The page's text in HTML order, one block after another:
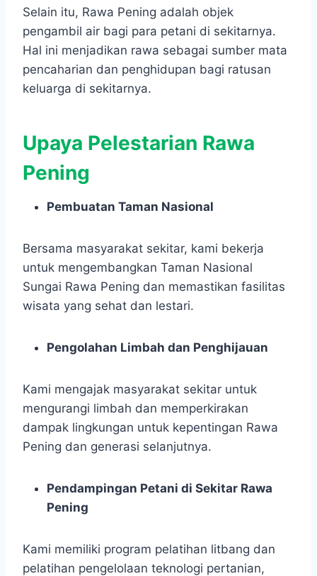
Selain itu, Rawa Pening adalah objek
pengambil air bagi para petani di sekitarnya.
Hal ini menjadikan rawa sebagai sumber mata
pencaharian dan penghidupan bagi ratusan
keluarga di sekitarnya.
Upaya Pelestarian Rawa
Pening
Pembuatan Taman Nasional
Bersama masyarakat sekitar, kami bekerja
untuk mengembangkan Taman Nasional
Sungai Rawa Pening dan memastikan fasilitas
wisata yang sehat dan lestari.
Pengolahan Limbah dan Penghijauan
Kami mengajak masyarakat sekitar untuk
mengurangi limbah dan memperkirakan
dampak lingkungan untuk kepentingan Rawa
Pening dan generasi selanjutnya.
Pendampingan Petani di Sekitar Rawa
Pening
Kami memiliki program pelatihan litbang dan
pelatihan pengelolaan teknologi pertanian,